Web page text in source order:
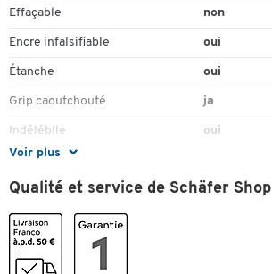
Voir plus
Effaçable non
Encre infalsifiable oui
Étanche oui
Grip caoutchouté ja
Indélébile oui
Matériau du corps
Mécanisme rétractable
Pièce(s) par paquet
Rechargeable
Qualité et service de Schäfer Shop